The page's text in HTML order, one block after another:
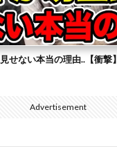
せない本当の理由..【衝撃】
Advertisement